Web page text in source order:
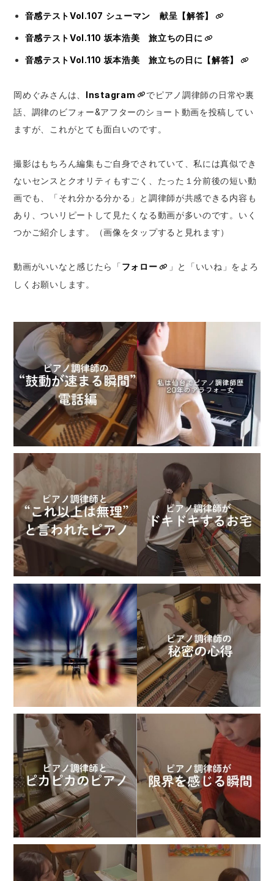
音感テストVol.107 シューマン 献呈【解答】
音感テストVol.110 坂本浩美 旅立ちの日に
音感テストVol.110 坂本浩美 旅立ちの日に【解答】
岡めぐみさんは、 Instagram
でピアノ調律師の日常や裏
話、調律のビフォー&アフターのショート動画を投稿してい
ますが、これがとても面白いのです。
撮影はもちろん編集もご自身でされていて、私には真似でき
ないセンスとクオリティもすごく、たった１分前後の短い動
画でも、「それ分かる分かる」と調律師が共感できる内容も
あり、ついリピートして見たくなる動画が多いのです。いく
つかご紹介します。（画像をタップすると見れます）
動画がいいなと感じたら「フォロー
」と「いいね」をよろ
しくお願いします。